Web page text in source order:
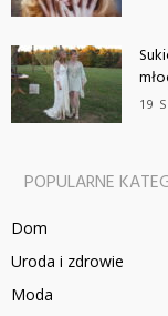
19
POPULARNE
Dom
Uroda i zdrowie
Moda